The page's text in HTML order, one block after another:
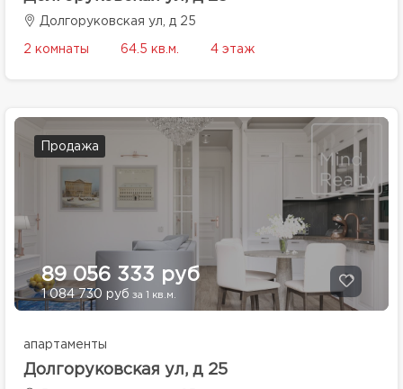
Долгоруковская ул, д 25
2 комнаты 64.5 кв.м. 4 этаж
Продажа
89 056 333 руб
1 084 730 руб за 1 кв.м.
апартаменты
Долгоруковская ул, д 25